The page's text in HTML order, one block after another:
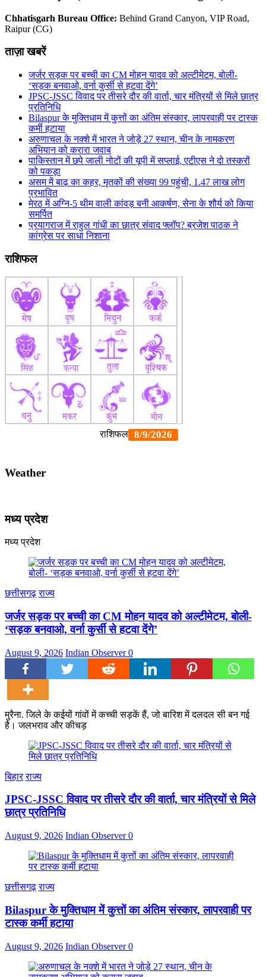
Chhatisgarh Bureau Office: Behind Grand Canyon, VIP Road,
Raipur (CG)
ताज़ा खबरें
जर्जर सड़क पर बच्ची का CM मोहन यादव को अल्टीमेटम, बोली-
‘सड़क बनवाओ, वर्ना कुर्सी से हटवा देंगे’
JPSC-JSSC विवाद पर तीसरे दौर की वार्ता, चार मंत्रियों से मिले छात्र
प्रतिनिधि
Bilaspur के मुक्तिधाम में कुत्तों का अंतिम संस्कार, लापरवाही पर टास्क
कर्मी हटाया
अरुणाचल के नक्शे में भारत ने जोड़े 27 स्थान, चीन के नामकरण
अभियान को करारा जवाब
पाकिस्तान में छपे जाली नोटों की यूपी में सप्लाई, एटीएस ने दो तस्करों
को पकड़ा
असम में बाढ़ का कहर, मृतकों की संख्या 99 पहुंची, 1.47 लाख लोग
प्रभावित
मेरठ में अग्नि-5 थीम वाली कांवड़ बनी आकर्षण, सेना के शौर्य को किया
समर्पित
प्रयागराज में राहुल गांधी का छात्र संवाद फ्लॉप? ब्रजेश पाठक ने
कांग्रेस पर साधा निशाना
राशिफल
Weather
मध्य प्रदेश
मध्य प्रदेश
छत्तीसगढ़ राज्य
जर्जर सड़क पर बच्ची का CM मोहन यादव को अल्टीमेटम, बोली-
‘सड़क बनवाओ, वर्ना कुर्सी से हटवा देंगे’
August 9, 2026 Indian Observer0
मुरैना. जिले के कईयों गांवों में कच्ची सड़कें हैं, जो बारिश में दलदल सी बन गई
है। जलभराव और कीचड़
बिहार राज्य
JPSC-JSSC विवाद पर तीसरे दौर की वार्ता, चार मंत्रियों से मिले
छात्र प्रतिनिधि
August 9, 2026 Indian Observer0
छत्तीसगढ़ राज्य
Bilaspur के मुक्तिधाम में कुत्तों का अंतिम संस्कार, लापरवाही पर
टास्क कर्मी हटाया
August 9, 2026 Indian Observer0